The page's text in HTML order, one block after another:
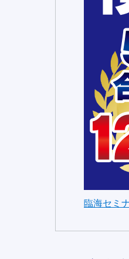
臨海セミ